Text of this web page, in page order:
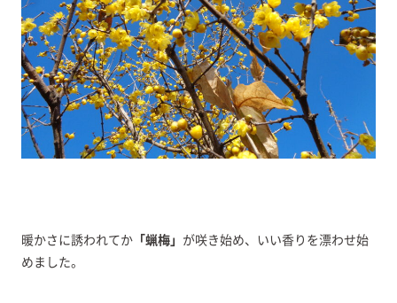
暖かさに誘われてか「蝋梅」 が咲き始め、いい香りを漂わせ始
めました。